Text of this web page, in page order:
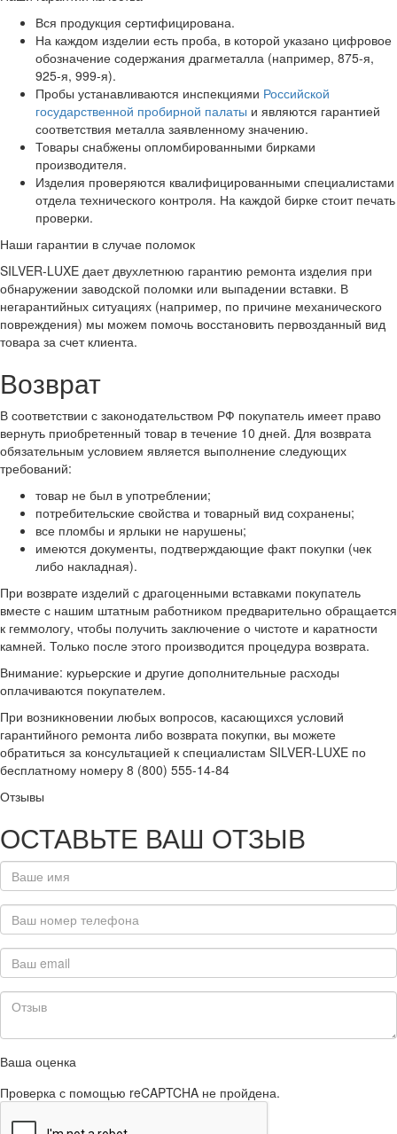
Вся продукция сертифицирована.
На каждом изделии есть проба, в которой указано цифровое
обозначение содержания драгметалла (например, 875-я,
925-я, 999-я).
Пробы устанавливаются инспекциями Российской
государственной пробирной палаты и являются гарантией
соответствия металла заявленному значению.
Товары снабжены опломбированными бирками
производителя.
Изделия проверяются квалифицированными специалистами
отдела технического контроля. На каждой бирке стоит печать
проверки.
Наши гарантии в случае поломок
SILVER-LUXE дает двухлетнюю гарантию ремонта изделия при
обнаружении заводской поломки или выпадении вставки. В
негарантийных ситуациях (например, по причине механического
повреждения) мы можем помочь восстановить первозданный вид
товара за счет клиента.
Возврат
В соответствии с законодательством РФ покупатель имеет право
вернуть приобретенный товар в течение 10 дней. Для возврата
обязательным условием является выполнение следующих
требований:
товар не был в употреблении;
потребительские свойства и товарный вид сохранены;
все пломбы и ярлыки не нарушены;
имеются документы, подтверждающие факт покупки (чек
либо накладная).
При возврате изделий с драгоценными вставками покупатель
вместе с нашим штатным работником предварительно обращается
к геммологу, чтобы получить заключение о чистоте и каратности
камней. Только после этого производится процедура возврата.
Внимание: курьерские и другие дополнительные расходы
оплачиваются покупателем.
При возникновении любых вопросов, касающихся условий
гарантийного ремонта либо возврата покупки, вы можете
обратиться за консультацией к специалистам SILVER-LUXE по
бесплатному номеру 8 (800) 555-14-84
Отзывы
ОСТАВЬТЕ ВАШ ОТЗЫВ
Ваша оценка
Проверка с помощью reCAPTCHA не пройдена.